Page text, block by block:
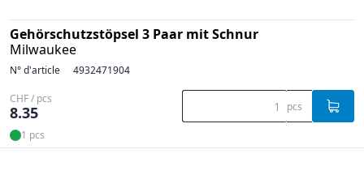
Gehörschutzstöpsel 3 Paar mit Schnur
Milwaukee
N° d'article 4932471904
CHF / pcs
8.35 pcs
1 pcs